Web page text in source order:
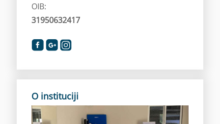
O instituciji
OIB:
31950632417